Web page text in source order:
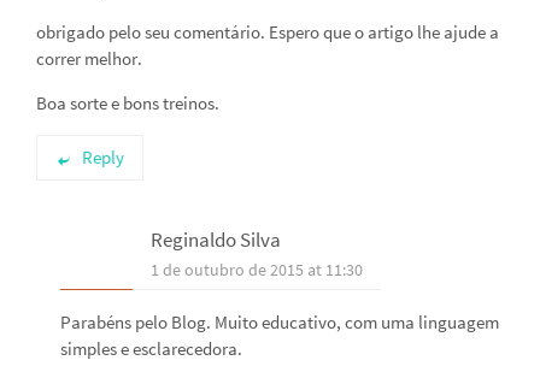
obrigado pelo seu comentário. Espero que o artigo lhe ajude a
correr melhor.
Boa sorte e bons treinos.
Reply
Reginaldo Silva
1 de outubro de 2015 at 11:30
Parabéns pelo Blog. Muito educativo, com uma linguagem
simples e esclarecedora.